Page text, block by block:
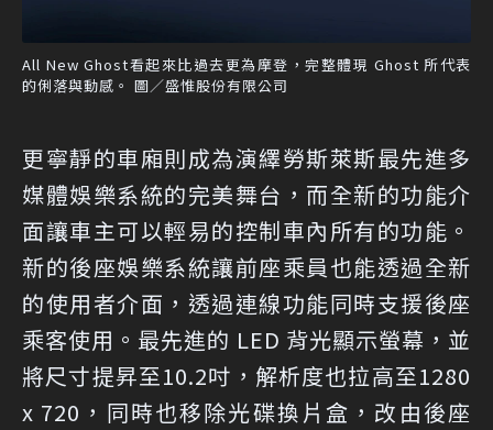
All New Ghost看起來比過去更為摩登，完整體現 Ghost 所代表
的俐落與動感。 圖／盛惟股份有限公司
更寧靜的車廂則成為演繹勞斯萊斯最先進多
媒體娛樂系統的完美舞台，而全新的功能介
面讓車主可以輕易的控制車內所有的功能。
新的後座娛樂系統讓前座乘員也能透過全新
的使用者介面，透過連線功能同時支援後座
乘客使用。最先進的 LED 背光顯示螢幕，並
將尺寸提昇至10.2吋，解析度也拉高至1280
x 720，同時也移除光碟換片盒，改由後座